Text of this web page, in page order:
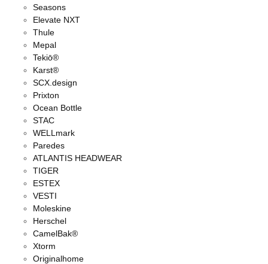
Seasons
Elevate NXT
Thule
Mepal
Tekiō®
Karst®
SCX.design
Prixton
Ocean Bottle
STAC
WELLmark
Paredes
ATLANTIS HEADWEAR
TIGER
ESTEX
VESTI
Moleskine
Herschel
CamelBak®
Xtorm
Originalhome